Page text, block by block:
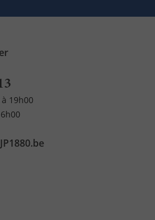
19h00